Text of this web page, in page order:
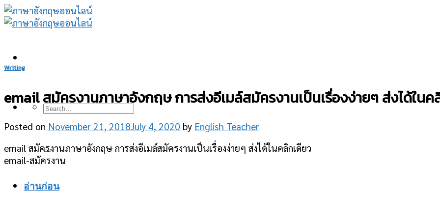
Skip
to
อ่านก่อน
Writing
email สมัครงานภาษาอังกฤษ การส่งอีเมล์สมัครงานเป็นเรื่องง่ายๆ ส่งได้ในค
Posted on November 21, 2018 July 4, 2020 by English Teacher
email สมัครงานภาษาอังกฤษ การส่งอีเมล์สมัครงานเป็นเรื่องง่ายๆ ส่งได้ในคลิกเดียว
email-สมัครงาน